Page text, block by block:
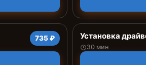
735 ₽ Установка
30 мин